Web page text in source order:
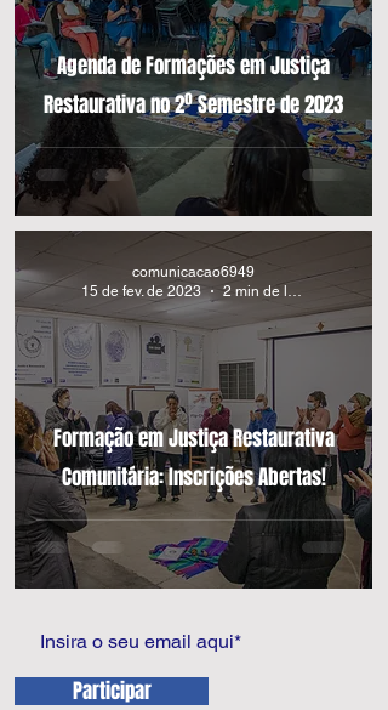
Agenda de Formações em Justiça
Restaurativa no 2º Semestre de 2023
Formação em Justiça Restaurativa
Comunitária: Inscrições Abertas!
comunicacao6949
15 de fev. de 2023
2 min de leitura
Participar